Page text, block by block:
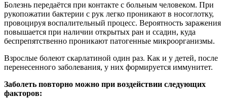
Болезнь передаётся при контакте с больным человеком. При
рукопожатии бактерии с рук легко проникают в носоглотку,
провоцируя воспалительный процесс. Вероятность заражения
повышается при наличии открытых ран и ссадин, куда
беспрепятственно проникают патогенные микроорганизмы.
Взрослые болеют скарлатиной один раз. Как и у детей, после
перенесенного заболевания, у них формируется иммунитет.
Заболеть повторно можно при воздействии следующих
факторов: